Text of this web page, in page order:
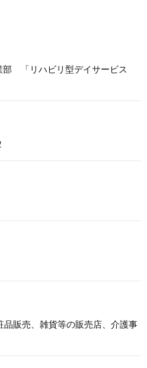
利用その他一切の取り扱いに
かつ最新の内容に保つよう努め
、改ざん、漏えい、滅失及び
な安全管理措置を講じます。
コンテンツにおいてCookieを
氏名・メールアドレス・住所・
が可能です。
いて
LLCが提供するアクセス解
人を特定するものではありま
内容は、法令その他本プライバ
ある事項を除いて，応募者等
「リハビリ型デイサービス
販売、雑貨等の販売店、介護事